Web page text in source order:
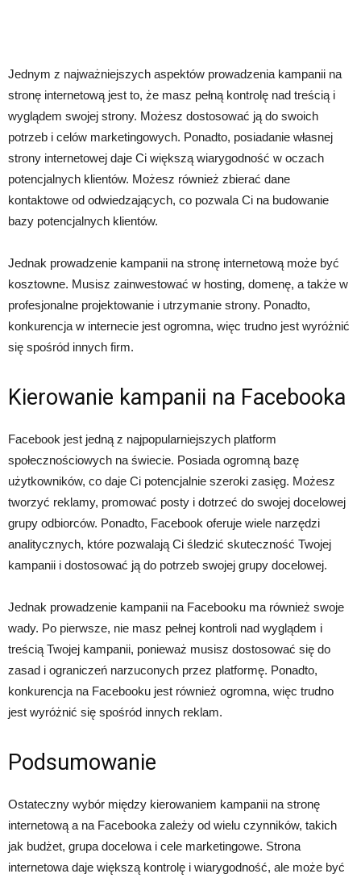
Jednym z najważniejszych aspektów prowadzenia kampanii na
stronę internetową jest to, że masz pełną kontrolę nad treścią i
wyglądem swojej strony. Możesz dostosować ją do swoich
potrzeb i celów marketingowych. Ponadto, posiadanie własnej
strony internetowej daje Ci większą wiarygodność w oczach
potencjalnych klientów. Możesz również zbierać dane
kontaktowe od odwiedzających, co pozwala Ci na budowanie
bazy potencjalnych klientów.
Jednak prowadzenie kampanii na stronę internetową może być
kosztowne. Musisz zainwestować w hosting, domenę, a także w
profesjonalne projektowanie i utrzymanie strony. Ponadto,
konkurencja w internecie jest ogromna, więc trudno jest wyróżnić
się spośród innych firm.
Kierowanie kampanii na Facebooka
Facebook jest jedną z najpopularniejszych platform
społecznościowych na świecie. Posiada ogromną bazę
użytkowników, co daje Ci potencjalnie szeroki zasięg. Możesz
tworzyć reklamy, promować posty i dotrzeć do swojej docelowej
grupy odbiorców. Ponadto, Facebook oferuje wiele narzędzi
analitycznych, które pozwalają Ci śledzić skuteczność Twojej
kampanii i dostosować ją do potrzeb swojej grupy docelowej.
Jednak prowadzenie kampanii na Facebooku ma również swoje
wady. Po pierwsze, nie masz pełnej kontroli nad wyglądem i
treścią Twojej kampanii, ponieważ musisz dostosować się do
zasad i ograniczeń narzuconych przez platformę. Ponadto,
konkurencja na Facebooku jest również ogromna, więc trudno
jest wyróżnić się spośród innych reklam.
Podsumowanie
Ostateczny wybór między kierowaniem kampanii na stronę
internetową a na Facebooka zależy od wielu czynników, takich
jak budżet, grupa docelowa i cele marketingowe. Strona
internetowa daje większą kontrolę i wiarygodność, ale może być